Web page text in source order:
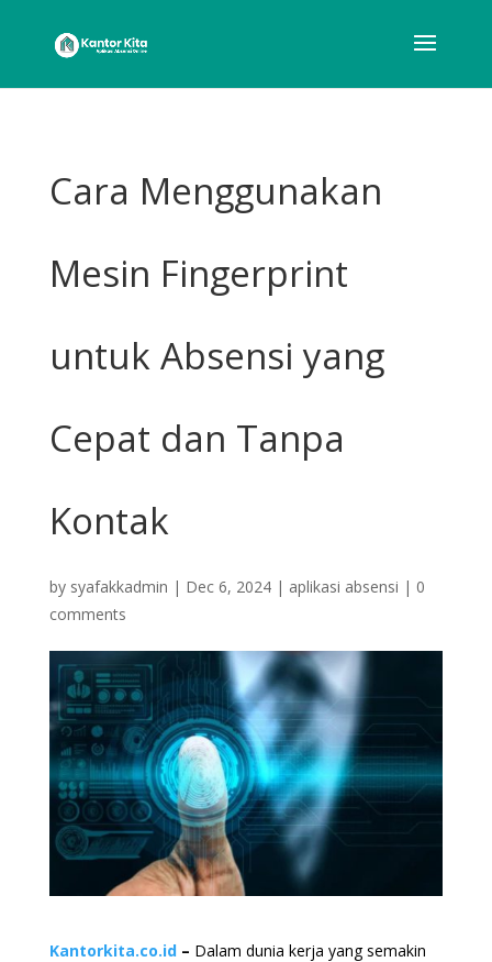
Cara Menggunakan
Mesin Fingerprint
untuk Absensi yang
Cepat dan Tanpa
Kontak
by syafakkadmin | Dec 6, 2024| aplikasi absensi | 0
comments
Kantorkita.co.id – Dalam dunia kerja yang semakin